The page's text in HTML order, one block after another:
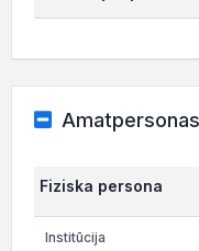
Amatpersonas
Fiziska persona